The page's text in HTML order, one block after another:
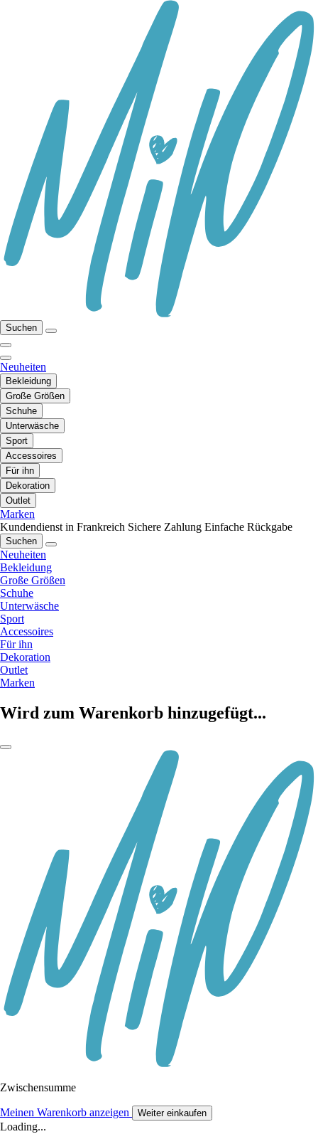
Suchen
Neuheiten
Bekleidung
Große Größen
Schuhe
Unterwäsche
Sport
Accessoires
Für ihn
Dekoration
Outlet
Marken
Kundendienst in Frankreich Sichere Zahlung Einfache Rückgabe
Suchen
Neuheiten
Bekleidung
Große Größen
Schuhe
Unterwäsche
Sport
Accessoires
Für ihn
Dekoration
Outlet
Marken
Wird zum Warenkorb hinzugefügt...
Zwischensumme
Meinen Warenkorb anzeigen Weiter einkaufen
Loading...